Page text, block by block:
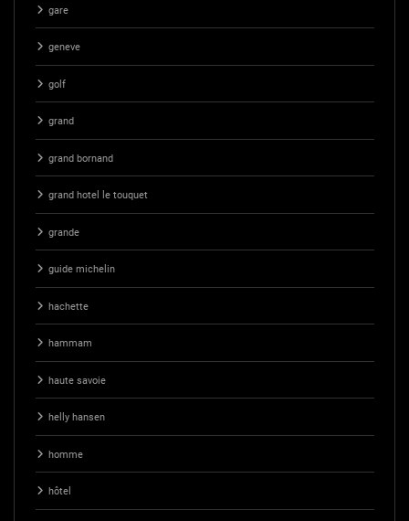
gare
geneve
golf
grand
grand bornand
grand hotel le touquet
grande
guide michelin
hachette
hammam
haute savoie
helly hansen
homme
hôtel